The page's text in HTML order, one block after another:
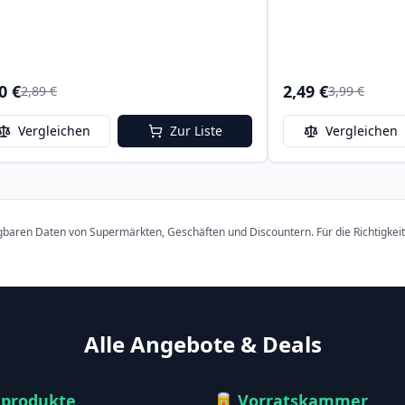
€2,89 €
Vergleichen Zur Liste
2,49 €3,99 €
Vergleichen
Daten von Supermärkten, Geschäften und Discountern. Für die
Alle Angebote & Deals
🥫 Vorratskammer